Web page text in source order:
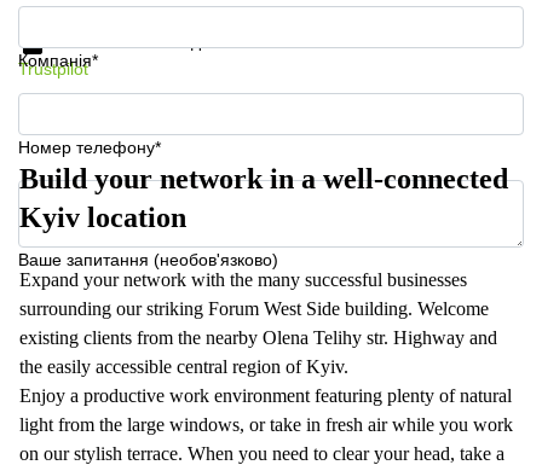
Компанія*
Номер телефону*
Ваше запитання (необов'язково)
Отримати інформацію та ціни
Trustpilot
Build your network in a well-connected
Kyiv location
Expand your network with the many successful businesses
surrounding our striking Forum West Side building. Welcome
existing clients from the nearby Olena Telihy str. Highway and
the easily accessible central region of Kyiv.
Enjoy a productive work environment featuring plenty of natural
light from the large windows, or take in fresh air while you work
on our stylish terrace. When you need to clear your head, take a